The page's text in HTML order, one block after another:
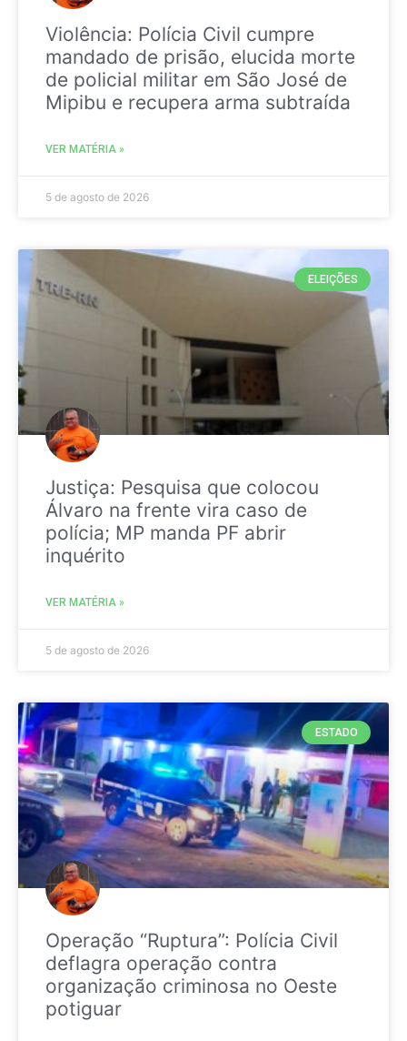
Violência: Polícia Civil cumpre
mandado de prisão, elucida morte
de policial militar em São José de
Mipibu e recupera arma subtraída
VER MATÉRIA »
5 de agosto de 2026
ELEIÇÕES
Justiça: Pesquisa que colocou
Álvaro na frente vira caso de
polícia; MP manda PF abrir
inquérito
VER MATÉRIA »
5 de agosto de 2026
ESTADO
Operação “Ruptura”: Polícia Civil
deflagra operação contra
organização criminosa no Oeste
potiguar